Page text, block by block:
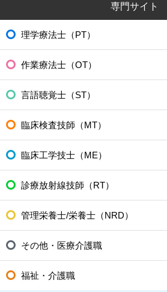
専門サイト
理学療法士（PT）
作業療法士（OT）
言語聴覚士（ST）
臨床検査技師（MT）
臨床工学技士（ME）
診療放射線技師（RT）
管理栄養士/栄養士（NRD）
その他・医療介護職
福祉・介護職